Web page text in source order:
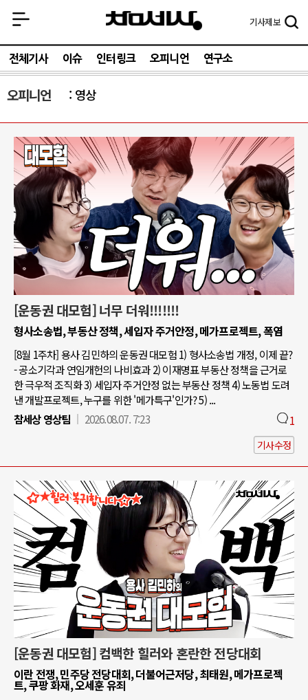
기사제보
전체기사 이슈 인터링크 오피니언 연구소
오피니언 영상
[운동권 대모험] 너무 더워!!!!!!!
형사소송법, 부동산 정책, 세입자 주거안정, 메가프로젝트, 폭염
[8월 1주차] 용사 김민하의 운동권 대모험 1) 형사소송법 개정, 이제 끝?
- 공소기각과 연임개헌의 나비효과 2) 이재명표 부동산 정책을 근거로
한 극우적 조직화 3) 세입자 주거안정 없는 부동산 정책 4) 노동법 도려
낸 개발프로젝트, 누구를 위한 '메가특구'인가? 5) ...
참세상 영상팀
2026.08.07. 7:23 1
기사수정
[운동권 대모험] 컴백한 힐러와 혼란한 전당대회
이란 전쟁, 민주당 전당대회, 더불어근저당, 최태원, 메가프로젝
트, 쿠팡 화재, 오세훈 유죄